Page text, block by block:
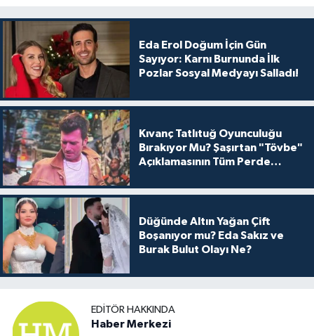
Eda Erol Doğum İçin Gün
Sayıyor: Karnı Burnunda İlk
Pozlar Sosyal Medyayı Salladı!
Kıvanç Tatlıtuğ Oyunculuğu
Bırakıyor Mu? Şaşırtan "Tövbe"
Açıklamasının Tüm Perde
Düğünde Altın Yağan Çift
Boşanıyor mu? Eda Sakız ve
Burak Bulut Olayı Ne?
EDITÖR HAKKINDA
Haber Merkezi